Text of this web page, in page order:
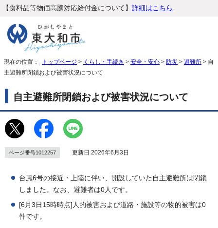
【食料品等物価高騰対応給付金について】 詳細はこちら
現在の位置： トップページ > くらし・手続き > 安全・安心 > 防災 > 避難所 > 自
主避難所閉鎖および被害状況について
自主避難所閉鎖および被害状況について
ページ番号1012257 更新日 2026年6月3日
台風6号の接近・上陸に伴い、開設していた自主避難所は閉鎖
しました。なお、避難者は0人です。
[6月3日15時時点]人的被害および道路・施設等の物的被害は0
件です。